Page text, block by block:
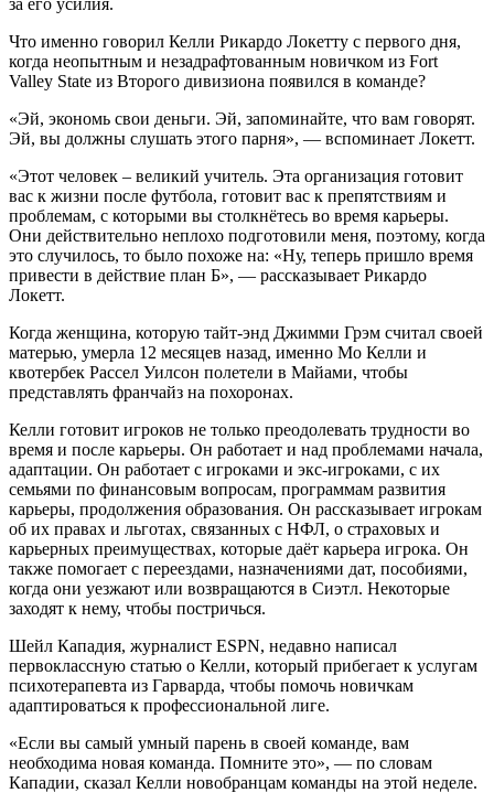
Что именно говорил Келли Рикардо Локетту с первого дня,
когда неопытным и незадрафтованным новичком из Fort
Valley State из Второго дивизиона появился в команде?
«Эй, экономь свои деньги. Эй, запоминайте, что вам говорят.
Эй, вы должны слушать этого парня», — вспоминает Локетт.
«Этот человек – великий учитель. Эта организация готовит
вас к жизни после футбола, готовит вас к препятствиям и
проблемам, с которыми вы столкнётесь во время карьеры.
Они действительно неплохо подготовили меня, поэтому, когда
это случилось, то было похоже на: «Ну, теперь пришло время
привести в действие план Б», — рассказывает Рикардо
Локетт.
Когда женщина, которую тайт-энд Джимми Грэм считал своей
матерью, умерла 12 месяцев назад, именно Мо Келли и
квотербек Рассел Уилсон полетели в Майами, чтобы
представлять франчайз на похоронах.
Келли готовит игроков не только преодолевать трудности во
время и после карьеры. Он работает и над проблемами начала,
адаптации. Он работает с игроками и экс-игроками, с их
семьями по финансовым вопросам, программам развития
карьеры, продолжения образования. Он рассказывает игрокам
об их правах и льготах, связанных с НФЛ, о страховых и
карьерных преимуществах, которые даёт карьера игрока. Он
также помогает с переездами, назначениями дат, пособиями,
когда они уезжают или возвращаются в Сиэтл. Некоторые
заходят к нему, чтобы постричься.
Шейл Кападия, журналист ESPN, недавно написал
первоклассную статью о Келли, который прибегает к услугам
психотерапевта из Гарварда, чтобы помочь новичкам
адаптироваться к профессиональной лиге.
«Если вы самый умный парень в своей команде, вам
необходима новая команда. Помните это», — по словам
Кападии, сказал Келли новобранцам команды на этой неделе.